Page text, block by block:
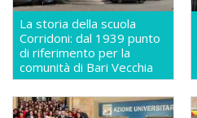
La storia della scuola
Corridoni: dal 1939 punto
di riferimento per la
comunità di Bari Vecchia